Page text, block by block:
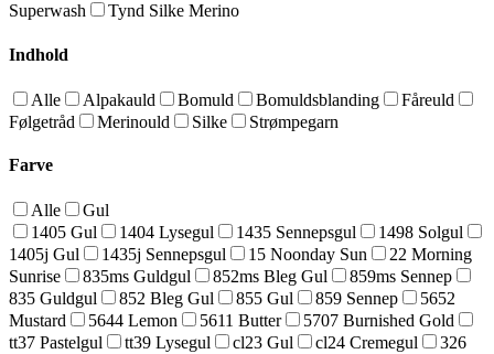
Superwash
Tynd Silke Merino
Indhold
Alle Alpakauld Bomuld Bomuldsblanding
Fåreuld
Følgetråd
Merinould Silke Strømpegarn
Farve
Alle
Gul
1405 Gul
1404 Lysegul 1435 Sennepsgul
1498 Solgul
1405j Gul
1435j Sennepsgul 15 Noonday Sun
22 Morning
Sunrise
835ms Guldgul 852ms Bleg Gul
859ms Sennep
835 Guldgul
852 Bleg Gul 855 Gul 859 Sennep
5652
Mustard
5644 Lemon 5611 Butter
5707 Burnished Gold
tt37 Pastelgul
tt39 Lysegul cl23 Gul cl24 Cremegul
326